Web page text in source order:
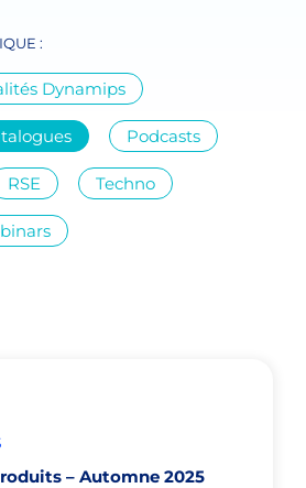
:
Dynamips
Podcasts
RSE Techno
– Automne 2025